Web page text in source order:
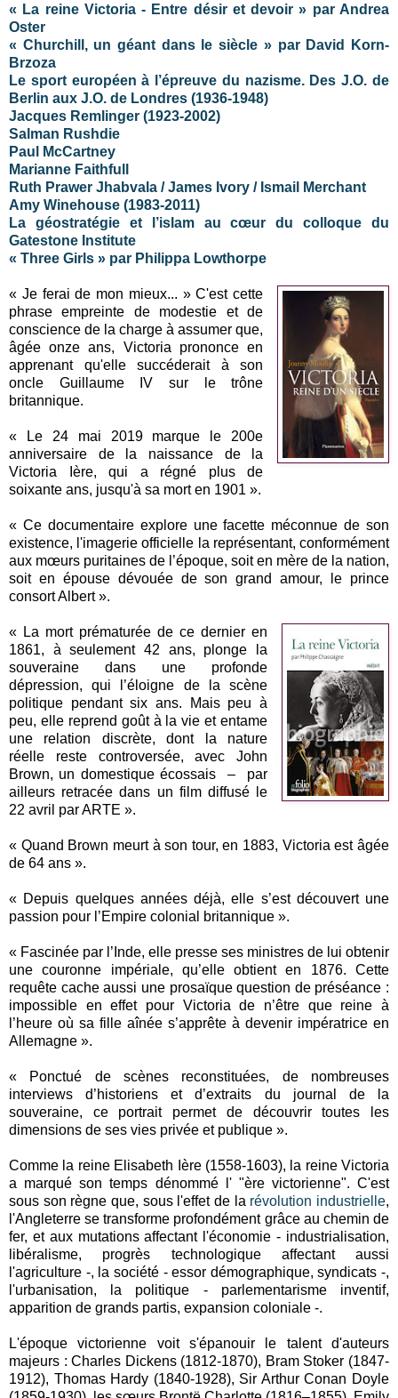
« La reine Victoria - Entre désir et devoir » par Andrea
Oster
« Churchill, un géant dans le siècle » par David Korn-
Brzoza
Le sport européen à l’épreuve du nazisme. Des J.O. de
Berlin aux J.O. de Londres (1936-1948)
Jacques Remlinger (1923-2002)
Salman Rushdie
Paul McCartney
Marianne Faithfull
Ruth Prawer Jhabvala / James Ivory / Ismail Merchant
Amy Winehouse (1983-2011)
La géostratégie et l’islam au cœur du colloque du
Gatestone Institute
« Three Girls » par Philippa Lowthorpe
« Je ferai de mon mieux... » C'est cette
phrase empreinte de modestie et de
conscience de la charge à assumer que,
âgée onze ans, Victoria prononce en
apprenant qu'elle succéderait à son
oncle Guillaume IV sur le trône
britannique.
« Le 24 mai 2019 marque le 200e
anniversaire de la naissance de la
Victoria Ière, qui a régné plus de
soixante ans, jusqu'à sa mort en 1901 ».
« Ce documentaire explore une facette méconnue de son
existence, l'imagerie officielle la représentant, conformément
aux mœurs puritaines de l’époque, soit en mère de la nation,
soit en épouse dévouée de son grand amour, le prince
consort Albert ».
« La mort prématurée de ce dernier en
1861, à seulement 42 ans, plonge la
souveraine dans une profonde
dépression, qui l’éloigne de la scène
politique pendant six ans. Mais peu à
peu, elle reprend goût à la vie et entame
une relation discrète, dont la nature
réelle reste controversée, avec John
Brown, un domestique écossais – par
ailleurs retracée dans un film diffusé le
22 avril par ARTE ».
« Quand Brown meurt à son tour, en 1883, Victoria est âgée
de 64 ans ».
« Depuis quelques années déjà, elle s’est découvert une
passion pour l’Empire colonial britannique ».
« Fascinée par l’Inde, elle presse ses ministres de lui obtenir
une couronne impériale, qu’elle obtient en 1876. Cette
requête cache aussi une prosaïque question de préséance :
impossible en effet pour Victoria de n’être que reine à
l’heure où sa fille aînée s’apprête à devenir impératrice en
Allemagne ».
« Ponctué de scènes reconstituées, de nombreuses
interviews d’historiens et d’extraits du journal de la
souveraine, ce portrait permet de découvrir toutes les
dimensions de ses vies privée et publique ».
Comme la reine Elisabeth Ière (1558-1603), la reine Victoria
a marqué son temps dénommé l' "ère victorienne". C'est
sous son règne que, sous l'effet de la révolution industrielle,
l'Angleterre se transforme profondément grâce au chemin de
fer, et aux mutations affectant l'économie - industrialisation,
libéralisme, progrès technologique affectant aussi
l'agriculture -, la société - essor démographique, syndicats -,
l'urbanisation, la politique - parlementarisme inventif,
apparition de grands partis, expansion coloniale -.
L'époque victorienne voit s'épanouir le talent d'auteurs
majeurs : Charles Dickens (1812-1870), Bram Stoker (1847-
1912), Thomas Hardy (1840-1928), Sir Arthur Conan Doyle